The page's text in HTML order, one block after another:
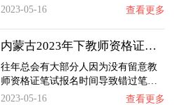
2023-05-16
查看更多
内蒙古2023年下教师资格证报名时间、入口及流…
往年总会有大部分人因为没有留意教
师资格证笔试报名时间导致错过笔…
2023-05-16
查看更多